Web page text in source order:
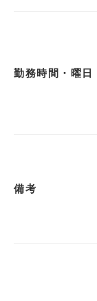
勤務時間・曜日
備考